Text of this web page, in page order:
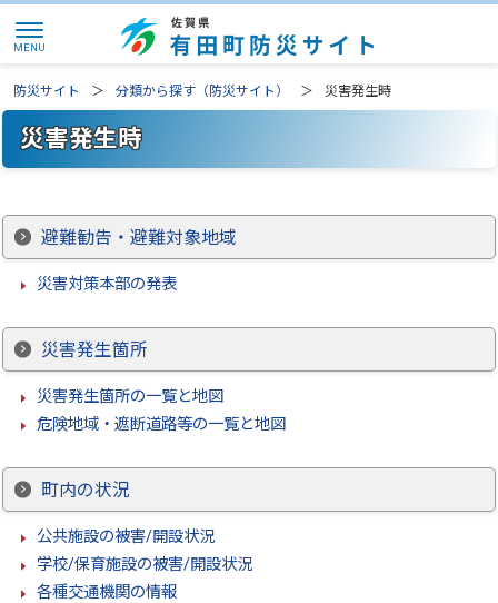
防災サイト 分類から探す（防災サイト） 災害発生時
災害発生時
避難勧告・避難対象地域
災害対策本部の発表
災害発生箇所
災害発生箇所の一覧と地図
危険地域・遮断道路等の一覧と地図
町内の状況
公共施設の被害/開設状況
学校/保育施設の被害/開設状況
各種交通機関の情報